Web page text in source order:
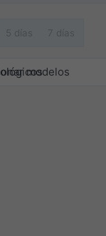
5 días 7 días
meteorológicos